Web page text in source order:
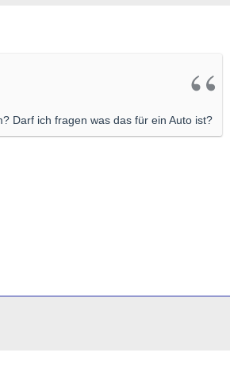
Darf ich fragen was das für ein Auto ist?